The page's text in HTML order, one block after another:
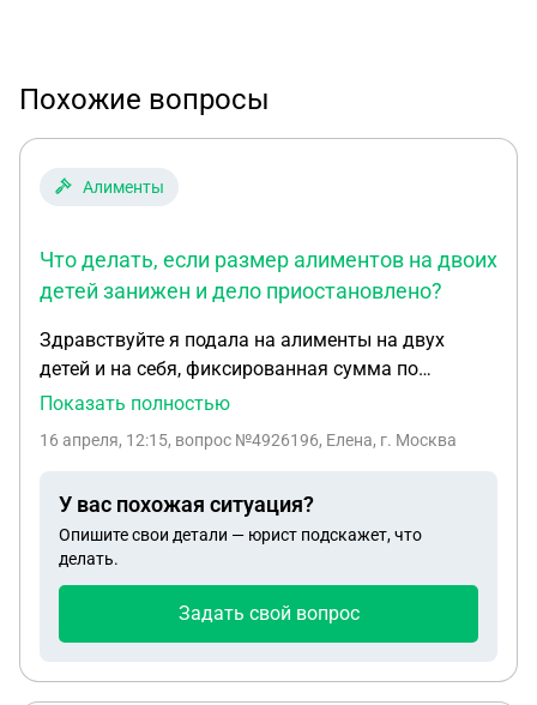
Похожие вопросы
Алименты
Что делать, если размер алиментов на двоих
детей занижен и дело приостановлено?
Здравствуйте я подала на алименты на двух
детей и на себя, фиксированная сумма по
прожиточному минимуму, но почему то сума на
пожалуйста как мне быть чтобы я получала на
был прописан в другом городе, теперь дело
приостановили так как он поменял место
жительства и регистрацию и как я прочитала что
алиментов нет ! Подскажите пожалуйста как мне
Показать полностью
16 апреля, 12:15, вопрос №4926196, Елена, г. Москва
У вас похожая ситуация?
Опишите свои детали — юрист подскажет, что
делать.
Задать свой вопрос